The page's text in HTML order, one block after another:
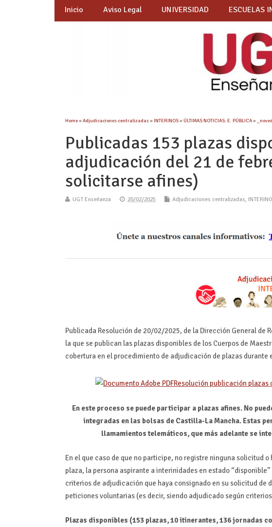
Inicio Aviso Legal UNIVERSIDAD ESCUELAS
Home»Adjudicaciones centralizadas»INTERINOS»ÚLTIMAS NOTICIAS: E. PÚBLICA»
Publicadas 153 plazas
adjudicación del 21 de
solicitarse afines)
UGT Enseñanza 20/02/2025 Adjudicaciones centralizadas,
Publicada Resolución de 20/02/2025, de la Dirección General de
la que se publican las plazas disponibles de los Cuerpos de
cobertura en el procedimiento de adjudicación de plazas
Resolución publicación plazas
En este proceso se puede participar a plazas afines. No
integradas en las bolsas de Castilla-La Mancha. Estas
llamamientos telemáticos, que más adelante se
En el que caso de que no participe, no registre ninguna solicitud
plaza, la persona aspirante a interinidades en estado
criterios de adjudicación que haya consignado en su solicitud de
peticiones voluntarias (es decir, siendo adjudicado según
Plazas disponibles (153 plazas, 10 itinerantes, 136 jornadas